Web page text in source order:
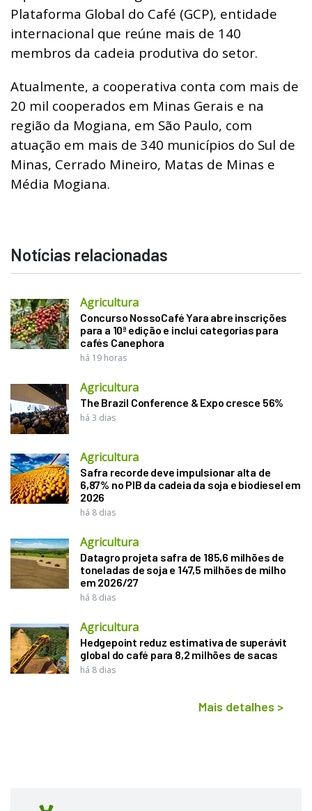
Plataforma Global do Café (GCP), entidade
internacional que reúne mais de 140
membros da cadeia produtiva do setor.
Atualmente, a cooperativa conta com mais de
20 mil cooperados em Minas Gerais e na
região da Mogiana, em São Paulo, com
atuação em mais de 340 municípios do Sul de
Minas, Cerrado Mineiro, Matas de Minas e
Média Mogiana.
Notícias relacionadas
Agricultura
Concurso NossoCafé Yara abre inscrições
para a 10ª edição e inclui categorias para
cafés Canephora
há 19 horas
Agricultura
The Brazil Conference & Expo cresce 56%
há 3 dias
Agricultura
Safra recorde deve impulsionar alta de
6,87% no PIB da cadeia da soja e biodiesel em
2026
há 8 dias
Agricultura
Datagro projeta safra de 185,6 milhões de
toneladas de soja e 147,5 milhões de milho
em 2026/27
há 8 dias
Agricultura
Hedgepoint reduz estimativa de superávit
global do café para 8,2 milhões de sacas
há 8 dias
Mais detalhes >